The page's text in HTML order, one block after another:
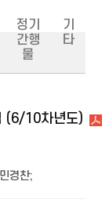
정기
간행
물
기
타
(6/10차년도)
민경찬;